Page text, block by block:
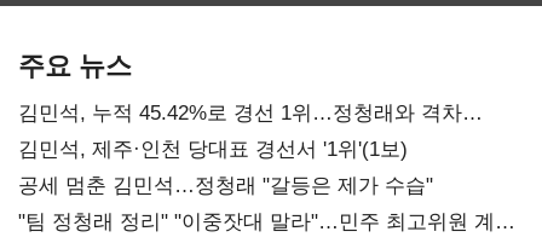
주요 뉴스
김민석, 누적 45.42%로 경선 1위…정청래와 격차
0.86%p(2보)
김민석, 제주·인천 당대표 경선서 '1위'(1보)
공세 멈춘 김민석…정청래 "갈등은 제가 수습"
"팀 정청래 정리" "이중잣대 말라"…민주 최고위원 계파